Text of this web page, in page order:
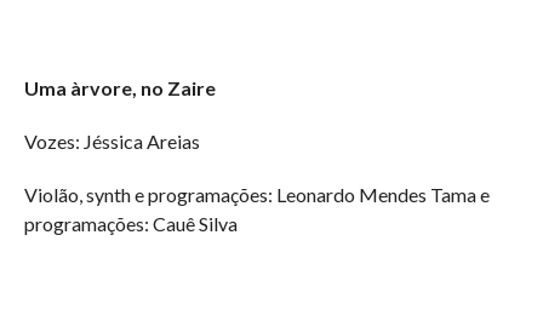
Uma àrvore, no Zaire
Vozes: Jéssica Areias
Violão, synth e programações: Leonardo Mendes Tama e
programações: Cauê Silva